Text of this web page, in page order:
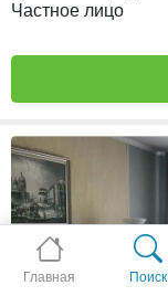
Частное лицо
Главная Поиск